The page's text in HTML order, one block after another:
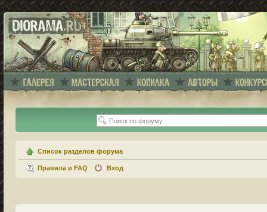
Список разделов форума
Правила и FAQ Вход